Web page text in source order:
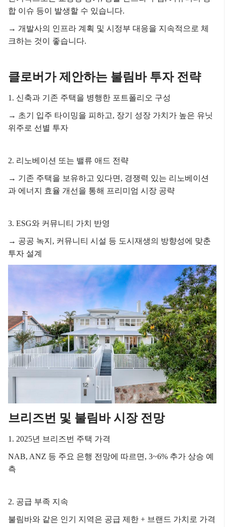
합 이슈 등이 발생할 수 있습니다.
→ 개발사의 인프라 계획 및 시정부 대응을 지속적으로 체
크하는 것이 좋습니다.
클로버가 제안하는 불림바 투자 전략
1. 신축과 기존 주택을 병행한 포트폴리오 구성
→ 초기 입주 타이밍을 피하고, 장기 성장 가치가 높은 유닛
위주로 선별 투자
2. 리노베이션 또는 밸류 애드 전략
→ 기존 주택을 보유하고 있다면, 경쟁력 있는 리노베이션
과 에너지 효율 개선을 통해 프리미엄 시장 공략
3. ESG와 커뮤니티 가치 반영
→ 공공 녹지, 커뮤니티 시설 등 도시재생의 방향성에 맞춘
투자 설계
브리즈번 및 불림바 시장 전망
1. 2025년 브리즈번 주택 가격
NAB, ANZ 등 주요 은행 전망에 따르면, 3~6% 추가 상승 예
측
2. 공급 부족 지속
불림바와 같은 인기 지역은 공급 제한 + 브랜드 가치로 가격